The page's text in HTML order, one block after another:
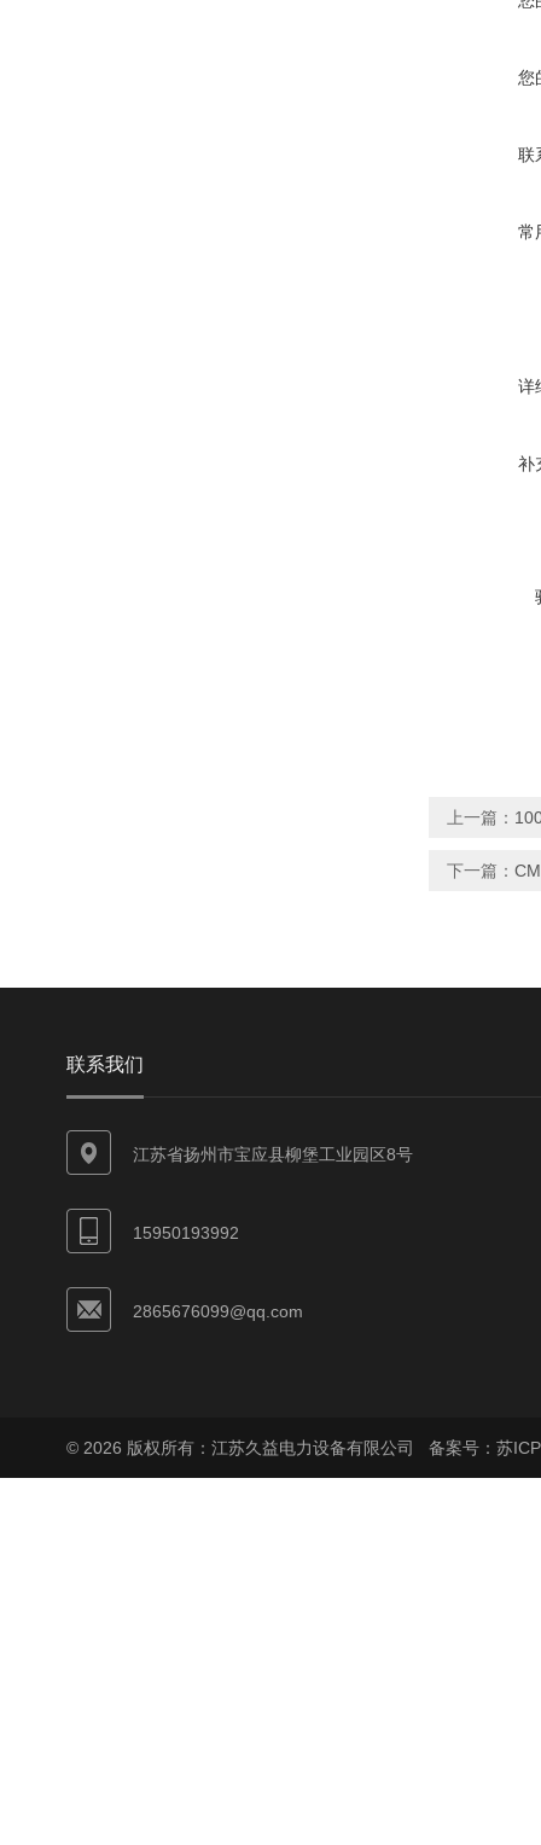
您
联
常
详
补
上一篇：
下一篇：
联系我们
江苏省扬州市宝应县柳堡工业园区8号
15950193992
2865676099@qq.com
© 2026 版权所有：江苏久益电力设备有限公司 备案号：苏